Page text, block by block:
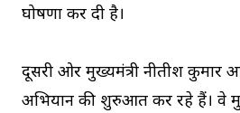
घोषणा कर दी है।
दूसरी ओर मुख्यमंत्री नीतीश
अभियान की शुरुआत कर रहे हैं। वे